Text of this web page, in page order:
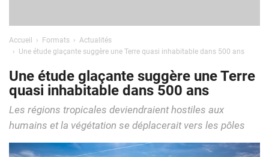
Accueil Formats
Actualités
Une étude glaçante suggère une Terre quasi inhabitable dans 500 ans
Une étude glaçante suggère une Terre
quasi inhabitable dans 500 ans
Les régions tropicales deviendraient hostiles aux
humains et la végétation se déplacerait vers les pôles